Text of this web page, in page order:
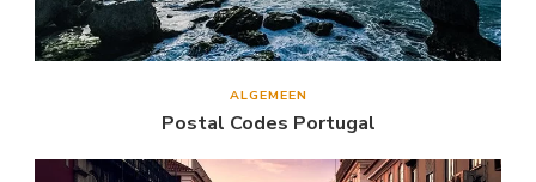
ALGEMEEN
Postal Codes Portugal